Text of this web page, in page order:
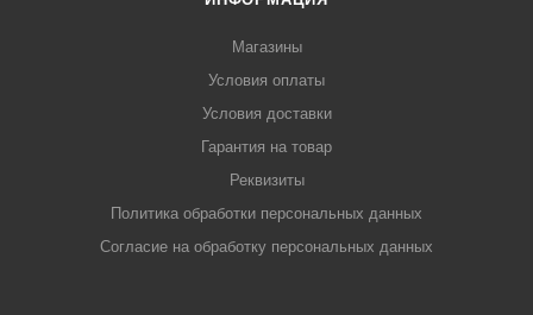
Магазины
Условия оплаты
Условия доставки
Гарантия на товар
Реквизиты
Политика обработки персональных данных
Согласие на обработку персональных данных